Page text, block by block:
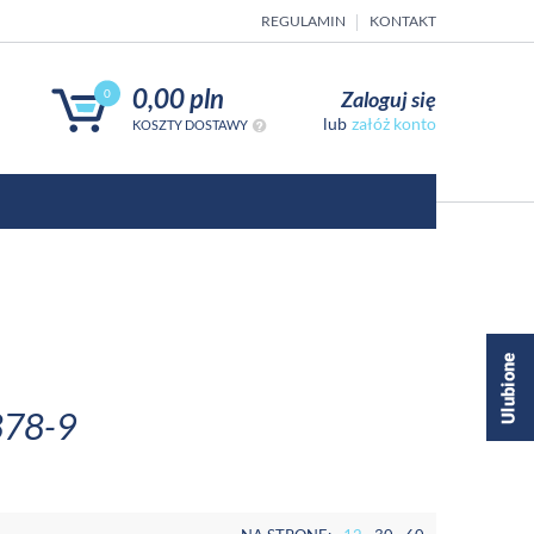
REGULAMIN KONTAKT
0 0,00 pln
KOSZTY DOSTAWY
Zaloguj się
załóż konto
9